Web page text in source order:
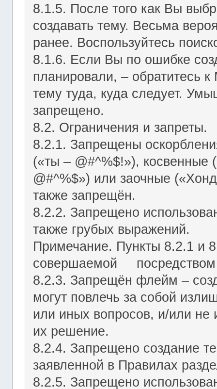
8.1.5. После того как Вы
создавать тему. Весьма
ранее. Воспользуйтесь
8.1.6. Если Вы по ошибке
планировали, – обратитесь
тему туда, куда следует.
запрещено.
8.2. Ограничения и запреты.
8.2.1. Запрещены
(«ты – @#^%$!»), косвенные
@#^%$») или заочные
также запрещён.
8.2.2. Запрещено
также грубых выражений.
Примечание. Пункты 8.2.1 и
совершаемой
8.2.3. Запрещён флейм –
могут повлечь за собой
или иных вопросов, и/или
их решение.
8.2.4. Запрещено создание
заявленной в Правилах
8.2.5. Запрещено